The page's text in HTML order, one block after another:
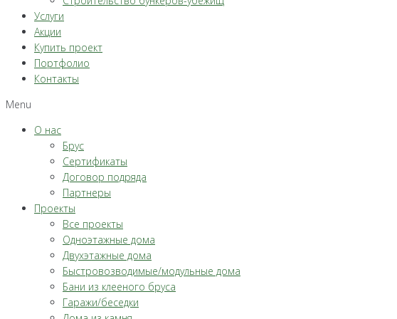
Услуги
Акции
Купить проект
Портфолио
Контакты
Menu
О нас
Брус
Сертификаты
Договор подряда
Партнеры
Проекты
Все проекты
Одноэтажные дома
Двухэтажные дома
Быстровозводимые/модульные дома
Бани из клееного бруса
Гаражи/беседки